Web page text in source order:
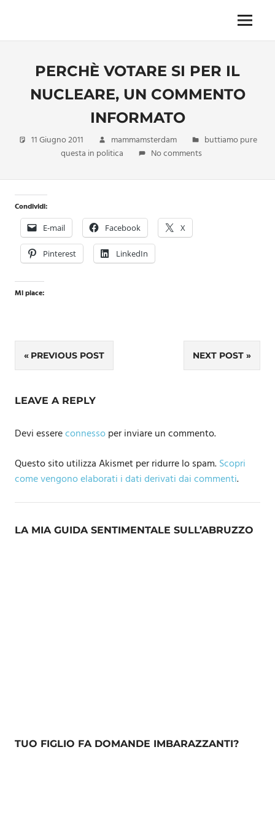
content
imprescindibile,
inevitabile
in
e
nuova
confezione
migliorata
Menu
PERCHÈ VOTARE SI PER IL
NUCLEARE, UN COMMENTO
INFORMATO
11 Giugno 2011 mammamsterdam
buttiamo pure
questa in politica
No comments
Condividi:
E-mail Facebook X
Pinterest LinkedIn
Mi piace:
Navigazione
PREVIOUS POST NEXT POST
LEAVE A REPLY
Devi essereconnessoper inviare un commento.
Questo sito utilizza Akismet per ridurre lo spam.Scopri
come vengono elaborati i dati derivati dai commenti.
LA MIA GUIDA SENTIMENTALE SULL’ABRUZZO
TUO FIGLIO FA DOMANDE IMBARAZZANTI?